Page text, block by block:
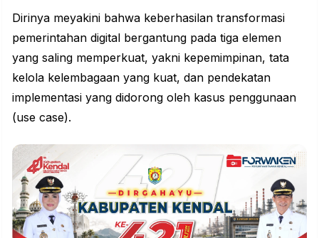
Dirinya meyakini bahwa keberhasilan transformasi
pemerintahan digital bergantung pada tiga elemen
yang saling memperkuat, yakni kepemimpinan, tata
kelola kelembagaan yang kuat, dan pendekatan
implementasi yang didorong oleh kasus penggunaan
(use case).